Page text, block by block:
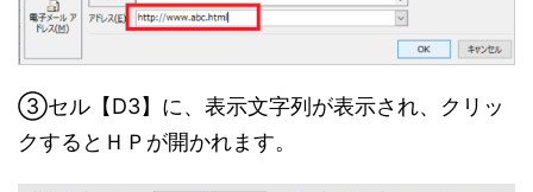
③セル【D3】に、表示文字列が表示され、クリッ
クするとＨＰが開かれます。